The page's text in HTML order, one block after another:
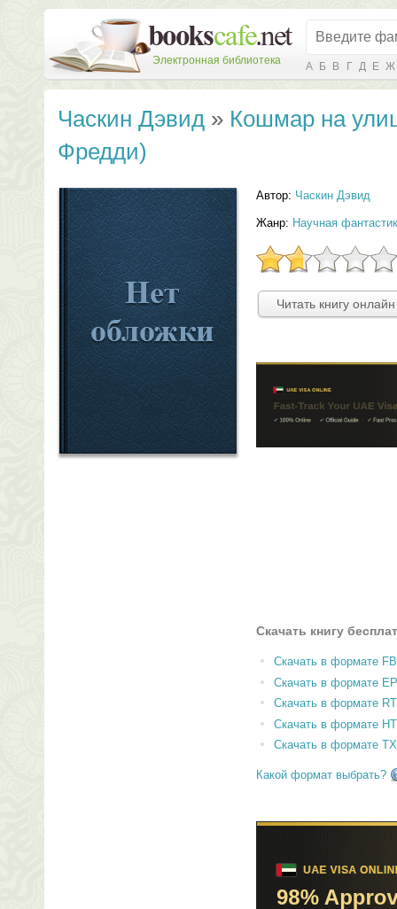
Электронная библиотека А Б В Г Д Е Ж
Часкин Дэвид » Кошмар на
Фредди)
Автор: Часкин Дэвид
Жанр: Научная
Читать книгу
Скачать книгу
Скачать в формате
Скачать в формате
Скачать в формате
Скачать в формате
Скачать в формате
Какой формат выбрать?